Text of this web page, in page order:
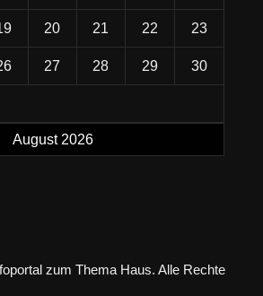
August 2026
20 21 22 23
27 28 29 30
zum Thema Haus. Alle Rechte